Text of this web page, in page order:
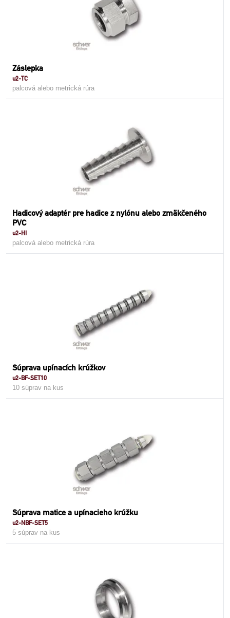
Záslepka
u2-TC
palcová alebo metrická rúra
Hadicový adaptér pre hadice z nylónu alebo zmäkčeného
PVC
u2-HI
palcová alebo metrická rúra
Súprava upínacích krúžkov
u2-BF-SET10
10 súprav na kus
Súprava matice a upínacieho krúžku
u2-NBF-SET5
5 súprav na kus